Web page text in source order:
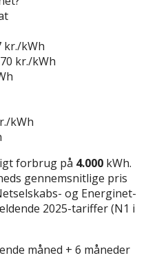
kr./kWh
kr./kWh
kWh
forbrug på 4.000 kWh.
gennemsnitlige pris
og Energinet-
2025-tariffer (N1 i
måned + 6 måneder